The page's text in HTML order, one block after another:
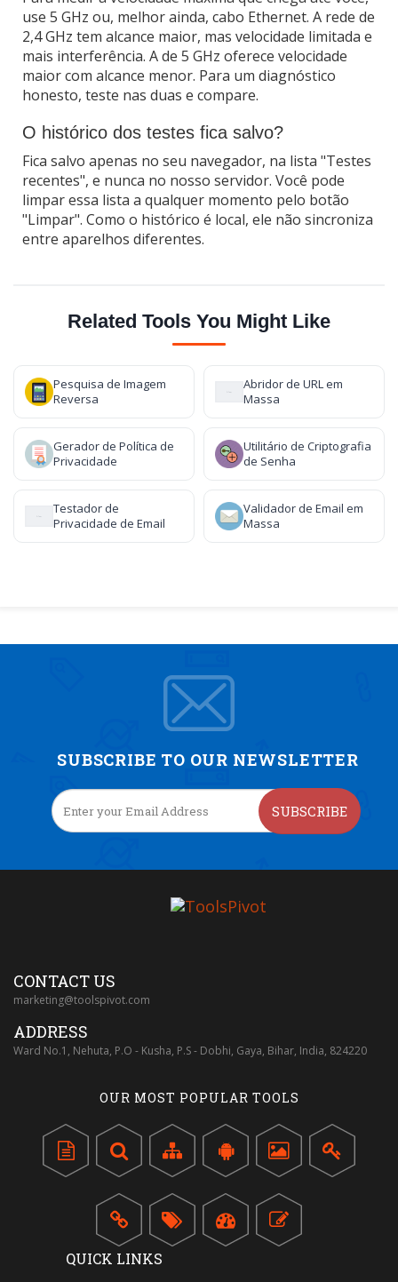
use 5 GHz ou, melhor ainda, cabo Ethernet. A rede de
2,4 GHz tem alcance maior, mas velocidade limitada e
mais interferência. A de 5 GHz oferece velocidade
maior com alcance menor. Para um diagnóstico
honesto, teste nas duas e compare.
O histórico dos testes fica salvo?
Fica salvo apenas no seu navegador, na lista "Testes
recentes", e nunca no nosso servidor. Você pode
limpar essa lista a qualquer momento pelo botão
"Limpar". Como o histórico é local, ele não sincroniza
entre aparelhos diferentes.
Related Tools You Might Like
Pesquisa de Imagem
Reversa
Abridor de URL em
Massa
Gerador de Política de
Privacidade
Utilitário de Criptografia
de Senha
Testador de
Privacidade de Email
Validador de Email em
Massa
SUBSCRIBE TO OUR NEWSLETTER
SUBSCRIBE
CONTACT US
marketing@toolspivot.com
ADDRESS
Ward No.1, Nehuta, P.O - Kusha, P.S - Dobhi, Gaya, Bihar, India, 824220
OUR MOST POPULAR TOOLS
QUICK LINKS